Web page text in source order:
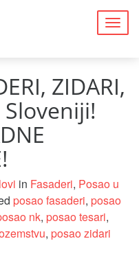
ZIDARI,
Sloveniji!
in Fasaderi, Posao u
posao fasaderi, posao
nk, posao tesari,
, posao zidari